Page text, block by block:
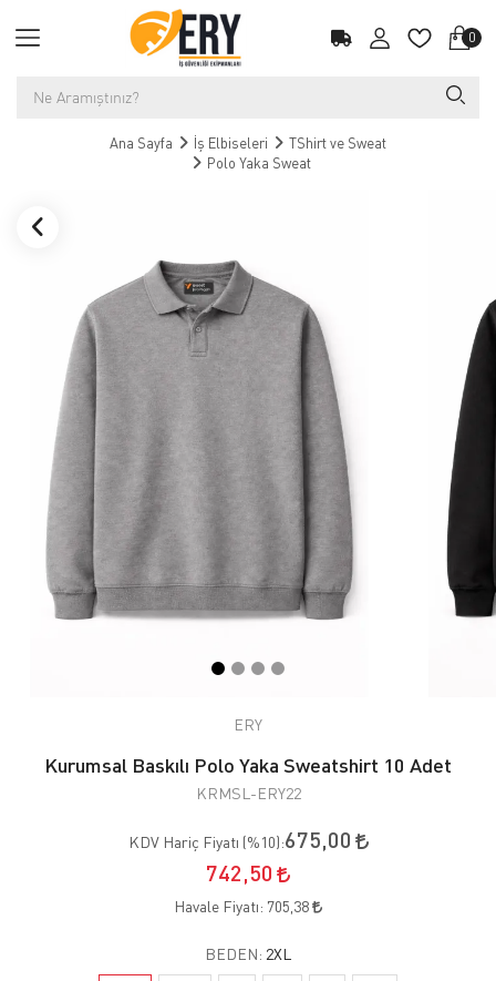
0
Ana Sayfa İş Elbiseleri
TShirt ve Sweat
Polo Yaka Sweat
ERY
Kurumsal Baskılı Polo Yaka Sweatshirt 10 Adet
KRMSL-ERY22
KDV Hariç Fiyatı (%10):675,00
742,50
Havale Fiyatı: 705,38
BEDEN: 2XL